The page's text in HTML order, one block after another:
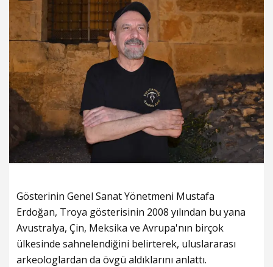
Gösterinin Genel Sanat Yönetmeni Mustafa
Erdoğan, Troya gösterisinin 2008 yılından bu yana
Avustralya, Çin, Meksika ve Avrupa'nın birçok
ülkesinde sahnelendiğini belirterek, uluslararası
arkeologlardan da övgü aldıklarını anlattı.